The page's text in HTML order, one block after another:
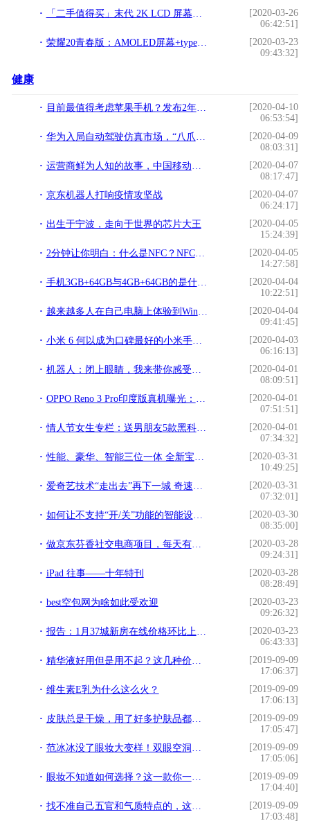
「二手值得买」末代 2K LCD 屏幕，华为 Mate 10 值不值得买？
[2020-03-26
06:42:51]
荣耀20青春版：AMOLED屏幕+type-C快充+前后四摄，值不值得买？
[2020-03-23
09:43:32]
健康
目前最值得考虑苹果手机？发布2年丝毫不落后，但价格略贵
[2020-04-10
06:53:54]
华为入局自动驾驶仿真市场，“八爪鱼”将涵盖5G 及 V2X等技术
[2020-04-09
08:03:31]
运营商鲜为人知的故事，中国移动本叫中国电信，电信本来叫什么？
[2020-04-07
08:17:47]
京东机器人打响疫情攻坚战
[2020-04-07
06:24:17]
出生于宁波，走向于世界的芯片大王
[2020-04-05
15:24:39]
2分钟让你明白：什么是NFC？NFC有什么用处？
[2020-04-05
14:27:58]
手机3GB+64GB与4GB+64GB的是什么意思？使用当中差别在哪里？
[2020-04-04
10:22:51]
越来越多人在自己电脑上体验到Win10X：很好很强大
[2020-04-04
09:41:45]
小米 6 何以成为口碑最好的小米手机？
[2020-04-03
06:16:13]
机器人：闭上眼睛，我来带你感受世界
[2020-04-01
08:09:51]
OPPO Reno 3 Pro印度版真机曝光：全球首款44MP自拍手机
[2020-04-01
07:51:51]
情人节女生专栏：送男朋友5款黑科技产品，解除“选择困难症”
[2020-04-01
07:34:32]
性能、豪华、智能三位一体 全新宝马X6实力几何？
[2020-03-31
10:49:25]
爱奇艺技术“走出去”再下一城 奇速播助缅甸用户享超高清视频
[2020-03-31
07:32:01]
如何让不支持“开/关”功能的智能设备实现一个动作就完成开、关
[2020-03-30
08:35:00]
做京东芬香社交电商项目，每天有多少收入？
[2020-03-28
09:24:31]
iPad 往事——十年特刊
[2020-03-28
08:28:49]
best空包网为啥如此受欢迎
[2020-03-23
09:26:32]
报告：1月37城新房在线价格环比上涨，三居室最受欢迎
[2020-03-23
06:43:33]
精华液好用但是用不起？这几种价格便宜能抗衰，很适合30岁女性
[2019-09-09
17:06:37]
维生素E乳为什么这么火？
[2019-09-09
17:06:13]
皮肤总是干燥，用了好多护肤品都没用，原来是因为以下步骤没到位
[2019-09-09
17:05:47]
范冰冰没了眼妆大变样！双眼空洞显沧桑，昔日“范爷”一去不复还
[2019-09-09
17:05:06]
眼妆不知道如何选择？这一款你一定喜欢
[2019-09-09
17:04:40]
找不准自己五官和气质特点的，这三款雷区发型不要轻易尝试▼
[2019-09-09
17:03:48]